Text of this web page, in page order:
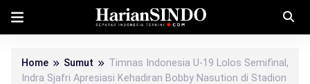
Home Sumut
Timnas Indonesia U-19 Lolos Semifinal,
Indra Sjafri Apresiasi Kehadiran Bobby Nasution di Stadion